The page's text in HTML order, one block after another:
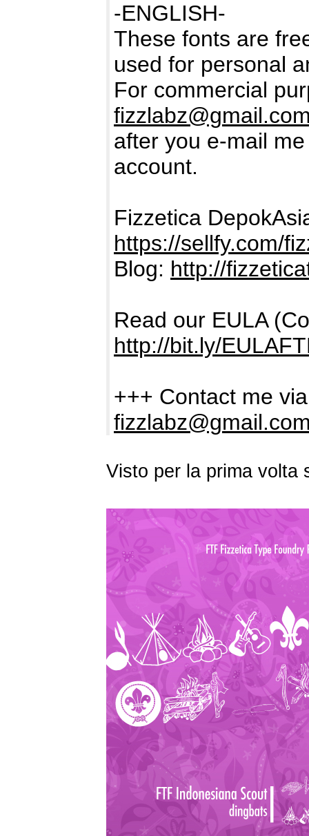
-ENGLISH-
These fonts are
used for personal
For commercial
after you e-mail
account.
Fizzetica
https://sellfy.com/
Blog: http://
Read our EULA
http://bit.ly/
+++ Contact me
Visto per la prima volta